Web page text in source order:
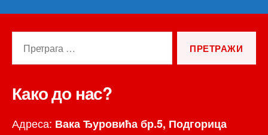
Како до нас?
Адреса: Вака Ђуровића бр.5, Подгорица